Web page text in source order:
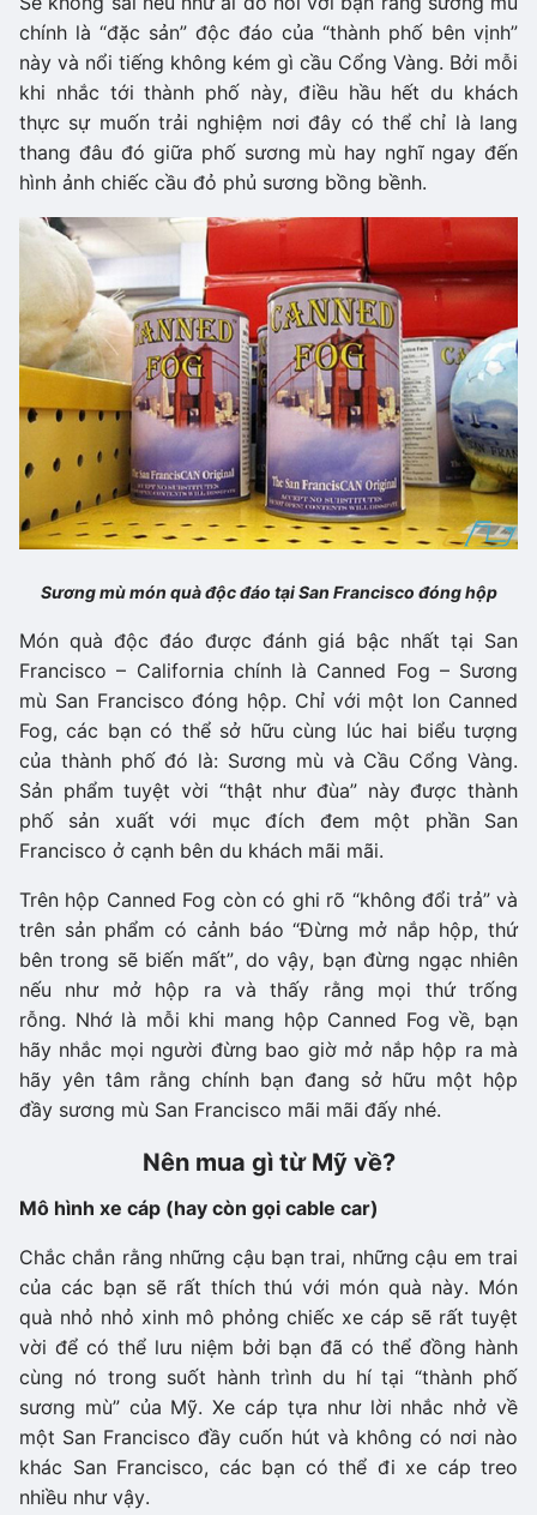
chính là “đặc sản” độc đáo của “thành phố bên vịnh”
này và nổi tiếng không kém gì cầu Cổng Vàng. Bởi mỗi
khi nhắc tới thành phố này, điều hầu hết du khách
thực sự muốn trải nghiệm nơi đây có thể chỉ là lang
thang đâu đó giữa phố sương mù hay nghĩ ngay đến
hình ảnh chiếc cầu đỏ phủ sương bồng bềnh.
Sương mù món quà độc đáo tại San Francisco đóng hộp
Món quà độc đáo được đánh giá bậc nhất tại San
Francisco – California chính là Canned Fog – Sương
mù San Francisco đóng hộp. Chỉ với một lon Canned
Fog, các bạn có thể sở hữu cùng lúc hai biểu tượng
của thành phố đó là: Sương mù và Cầu Cổng Vàng.
Sản phẩm tuyệt vời “thật như đùa” này được thành
phố sản xuất với mục đích đem một phần San
Francisco ở cạnh bên du khách mãi mãi.
Trên hộp Canned Fog còn có ghi rõ “không đổi trả” và
trên sản phẩm có cảnh báo “Đừng mở nắp hộp, thứ
bên trong sẽ biến mất”, do vậy, bạn đừng ngạc nhiên
nếu như mở hộp ra và thấy rằng mọi thứ trống
rỗng. Nhớ là mỗi khi mang hộp Canned Fog về, bạn
hãy nhắc mọi người đừng bao giờ mở nắp hộp ra mà
hãy yên tâm rằng chính bạn đang sở hữu một hộp
đầy sương mù San Francisco mãi mãi đấy nhé.
Nên mua gì từ Mỹ về?
Mô hình xe cáp (hay còn gọi cable car)
Chắc chắn rằng những cậu bạn trai, những cậu em trai
của các bạn sẽ rất thích thú với món quà này. Món
quà nhỏ nhỏ xinh mô phỏng chiếc xe cáp sẽ rất tuyệt
vời để có thể lưu niệm bởi bạn đã có thể đồng hành
cùng nó trong suốt hành trình du hí tại “thành phố
sương mù” của Mỹ. Xe cáp tựa như lời nhắc nhở về
một San Francisco đầy cuốn hút và không có nơi nào
khác San Francisco, các bạn có thể đi xe cáp treo
nhiều như vậy.